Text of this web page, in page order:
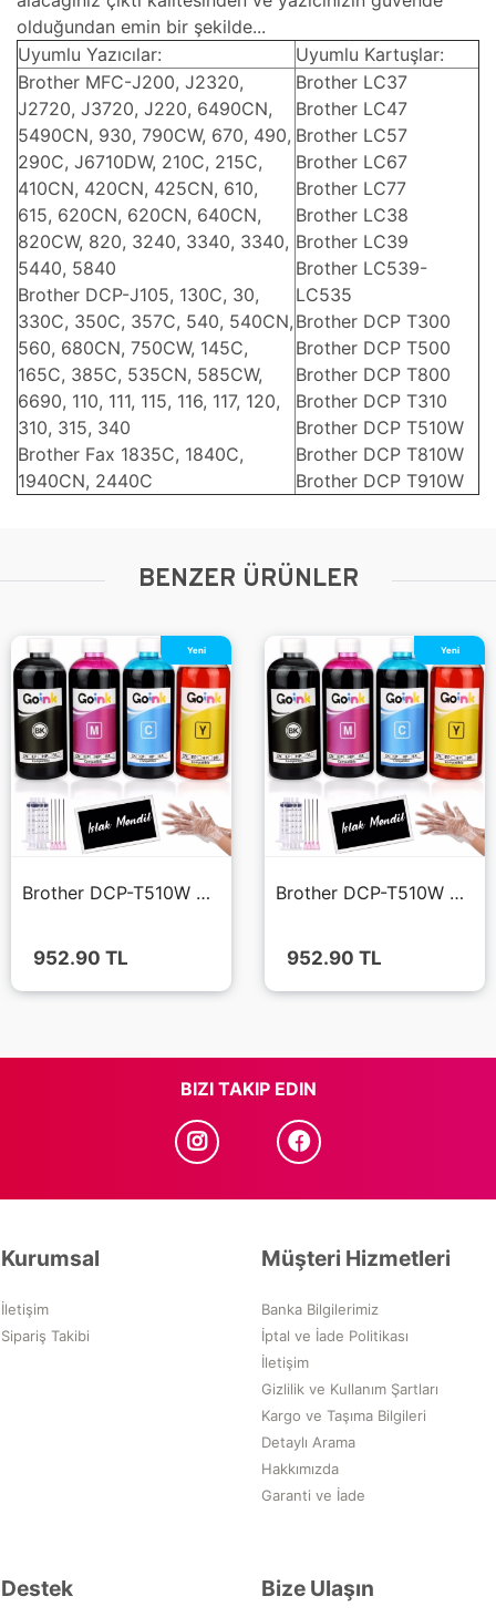
olduğundan emin bir şekilde...
Uyumlu Yazıcılar:
Uyumlu Kartuşlar:
Brother MFC-J200, J2320,
J2720, J3720, J220, 6490CN,
5490CN, 930, 790CW, 670, 490,
290C, J6710DW, 210C, 215C,
410CN, 420CN, 425CN, 610,
615, 620CN, 620CN, 640CN,
820CW, 820, 3240, 3340, 3340,
5440, 5840
Brother DCP-J105, 130C, 30,
330C, 350C, 357C, 540, 540CN,
560, 680CN, 750CW, 145C,
165C, 385C, 535CN, 585CW,
6690, 110, 111, 115, 116, 117, 120,
310, 315, 340
Brother Fax 1835C, 1840C,
1940CN, 2440C
Brother LC37
Brother LC47
Brother LC57
Brother LC67
Brother LC77
Brother LC38
Brother LC39
Brother LC539-
LC535
Brother DCP T300
Brother DCP T500
Brother DCP T800
Brother DCP T310
Brother DCP T510W
Brother DCP T810W
Brother DCP T910W
BENZER ÜRÜNLER
Brother DCP-T510W Mürekkep 4x500 ml (Muadil)
Yeni
952.90 TL
Brother DCP-T510W Mürekkep 4x500 ml (Muadil)
Yeni
952.90 TL
BIZI TAKIP EDIN
Kurumsal
İletişim
Sipariş Takibi
Müşteri Hizmetleri
Banka Bilgilerimiz
İptal ve İade Politikası
İletişim
Gizlilik ve Kullanım Şartları
Kargo ve Taşıma Bilgileri
Detaylı Arama
Hakkımızda
Garanti ve İade
Destek Bize Ulaşın